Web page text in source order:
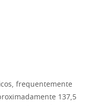
frequentemente
137,5